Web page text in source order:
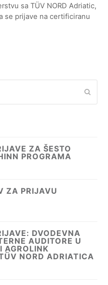
sa TÜV NORD Adriatic,
se prijave na certificiranu
ZA ŠESTO
PROGRAMA
ZA PRIJAVU
DVODEVNA
AUDITORE U
AGROLINK
NORD ADRIATICA